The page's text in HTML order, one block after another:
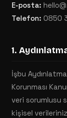
E-posta:
Telefon: 0850
1.
İşbu
Korunması
veri sorumlusu
kişisel